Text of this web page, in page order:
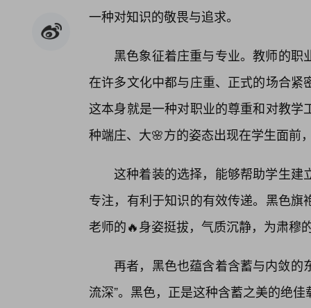
一种对知识的敬畏与追求。
黑色象征着庄重与专业。教师的
在许多文化中都与庄重、正式的场合
这本身就是一种对职业的尊重和对教
种端庄、大🌸方的姿态出现在学生面前
这种着装的选择，能够帮助学生
专注，有利于知识的有效传递。黑色
老师的🔥身姿挺拔，气质沉静，为肃穆
再者，黑色也蕴含着含蓄与内敛的
流深”。黑色，正是这种含蓄之美的绝